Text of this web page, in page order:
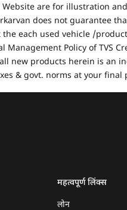
are for illustration
does not guarantee
each used vehicle /
Management Policy of TVS
new products herein is an
& govt. norms at your
महत्वपूर्ण लिंक्स
लोन